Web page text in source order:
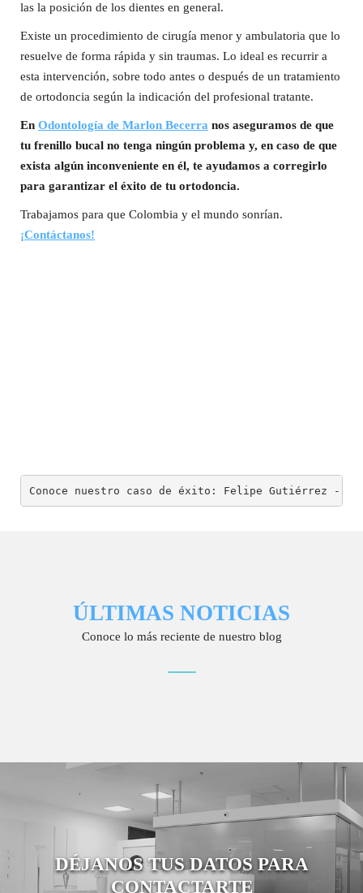
las la posición de los dientes en general.
Existe un procedimiento de cirugía menor y ambulatoria que lo
resuelve de forma rápida y sin traumas. Lo ideal es recurrir a
esta intervención, sobre todo antes o después de un tratamiento
de ortodoncia según la indicación del profesional tratante.
En Odontología de Marlon Becerra nos aseguramos de que
tu frenillo bucal no tenga ningún problema y, en caso de que
exista algún inconveniente en él, te ayudamos a corregirlo
para garantizar el éxito de tu ortodoncia.
Trabajamos para que Colombia y el mundo sonrían.
¡Contáctanos!
Conoce nuestro caso de éxito: Felipe Gutiérrez -
ÚLTIMAS NOTICIAS
Conoce lo más reciente de nuestro blog
DÉJANOS TUS DATOS PARA
CONTACTARTE